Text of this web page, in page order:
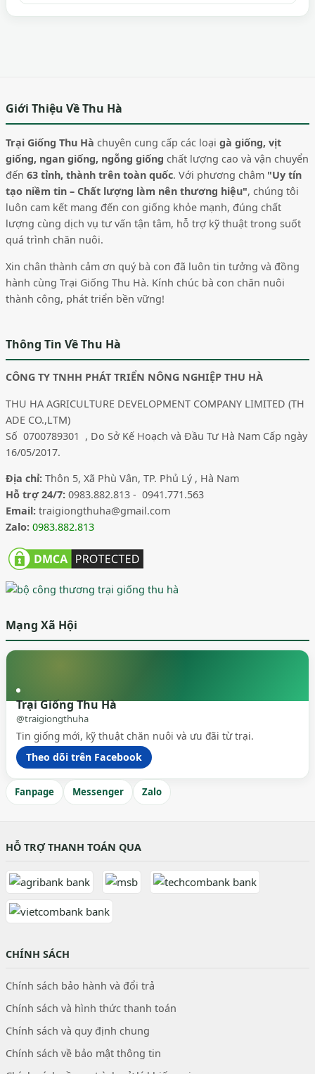
Giới Thiệu Về Thu Hà
Trại Giống Thu Hà chuyên cung cấp các loại gà giống, vịt
giống, ngan giống, ngỗng giống chất lượng cao và vận chuyển
đến 63 tỉnh, thành trên toàn quốc. Với phương châm "Uy tín
tạo niềm tin – Chất lượng làm nên thương hiệu", chúng tôi
luôn cam kết mang đến con giống khỏe mạnh, đúng chất
lượng cùng dịch vụ tư vấn tận tâm, hỗ trợ kỹ thuật trong suốt
quá trình chăn nuôi.
Xin chân thành cảm ơn quý bà con đã luôn tin tưởng và đồng
hành cùng Trại Giống Thu Hà. Kính chúc bà con chăn nuôi
thành công, phát triển bền vững!
Thông Tin Về Thu Hà
CÔNG TY TNHH PHÁT TRIỂN NÔNG NGHIỆP THU HÀ
THU HA AGRICULTURE DEVELOPMENT COMPANY LIMITED (TH
ADE CO.,LTM)
Số 0700789301 , Do Sở Kế Hoạch và Đầu Tư Hà Nam Cấp ngày
16/05/2017.
Địa chỉ: Thôn 5, Xã Phù Vân, TP. Phủ Lý , Hà Nam
Hỗ trợ 24/7: 0983.882.813 - 0941.771.563
Email: traigiongthuha@gmail.com
Zalo: 0983.882.813
Mạng Xã Hội
Trại Giống Thu Hà
@traigiongthuha
Tin giống mới, kỹ thuật chăn nuôi và ưu đãi từ trại.
Theo dõi trên Facebook
Fanpage Messenger Zalo
HỖ TRỢ THANH TOÁN QUA
CHÍNH SÁCH
Chính sách bảo hành và đổi trả
Chính sách và hình thức thanh toán
Chính sách và quy định chung
Chính sách về bảo mật thông tin